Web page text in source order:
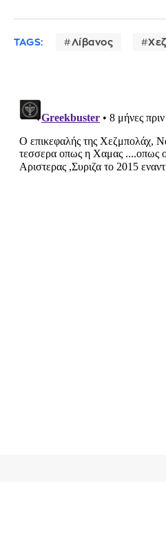
TAGS: Λίβανος